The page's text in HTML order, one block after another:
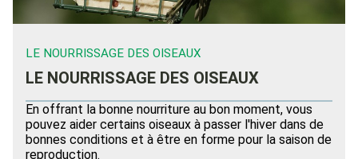
LE NOURRISSAGE DES OISEAUX
LE NOURRISSAGE DES OISEAUX
En offrant la bonne nourriture au bon moment, vous
pouvez aider certains oiseaux à passer l'hiver dans de
bonnes conditions et à être en forme pour la saison de
reproduction.